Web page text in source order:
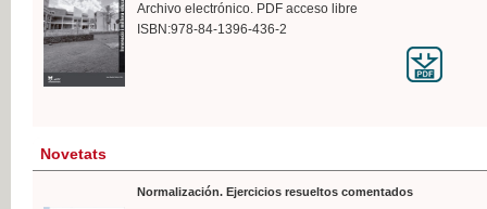
Archivo electrónico. PDF acceso libre
ISBN:978-84-1396-436-2
Novetats
Normalización. Ejercicios resueltos comentados